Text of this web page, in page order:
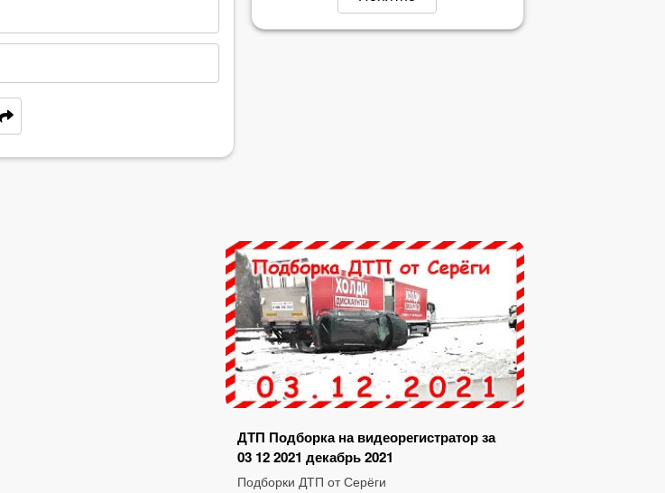
ДТП Подборка на видеорегистратор за
03 12 2021 декабрь 2021
Подборки ДТП от Серёги